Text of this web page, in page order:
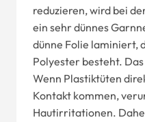
reduzieren, wird bei
ein sehr dünnes
dünne Folie laminiert,
Polyester besteht.
Wenn Plastiktüten
Kontakt kommen,
Hautirritationen.